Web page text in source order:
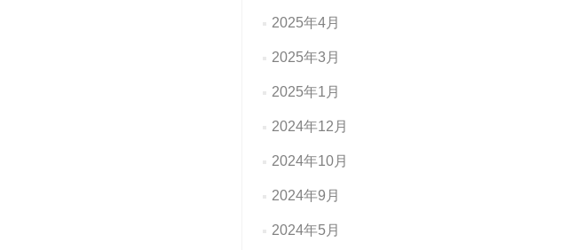
2025年4月
2025年3月
2025年1月
2024年12月
2024年10月
2024年9月
2024年5月